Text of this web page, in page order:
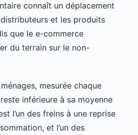
connaît un déplacement
et les produits
que le e-commerce
du terrain sur le non-
mesurée chaque
reste inférieure à sa moyenne
l’un des freins à une reprise
et l’un des